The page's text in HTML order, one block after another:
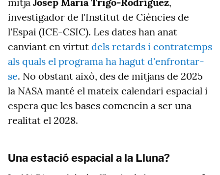
investigador de l'Institut de Ciències de
l'Espai (ICE-CSIC). Les dates han anat
canviant en virtut dels retards i contratemps
als quals el programa ha hagut d'enfrontar-
se. No obstant això, des de mitjans de 2025
la NASA manté el mateix calendari espacial i
espera que les bases comencin a ser una
realitat el 2028.
Una estació espacial a la Lluna?